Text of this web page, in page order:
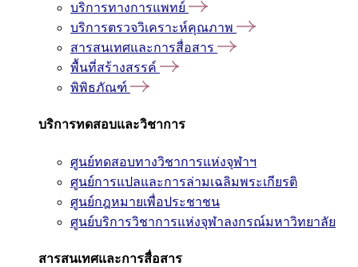
บริการทางการแพทย์
บริการตรวจวิเคราะห์คุณภาพ
สารสนเทศและการสื่อสาร
พื้นที่สร้างสรรค์
พิพิธภัณฑ์
บริการทดสอบและวิชาการ
ศูนย์ทดสอบทางวิชาการแห่งจุฬาฯ
ศูนย์การแปลและการล่ามเฉลิมพระเกียรติ
ศูนย์กฎหมายเพื่อประชาชน
ศูนย์บริการวิชาการแห่งจุฬาลงกรณ์มหาวิทยาลัย
สารสนเทศและการสื่อสาร